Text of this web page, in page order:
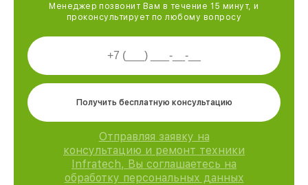
Менеджер позвонит Вам в течение 15 минут, и
проконсультирует по любому вопросу
Получить бесплатную консультацию
Отправляя заявку на
консультацию и ремонт техники
Infratech, Вы соглашаетесь на
обработку персональных данных